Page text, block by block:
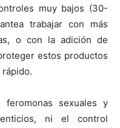
muy bajos (30-
trabajar con más
o con la adición de
estos productos
sexuales y
ni el control